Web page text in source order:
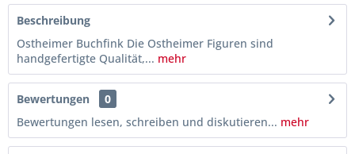
Beschreibung
Ostheimer Buchfink Die Ostheimer Figuren sind
handgefertigte Qualität,... mehr
Bewertungen
0
Bewertungen lesen, schreiben und diskutieren... mehr